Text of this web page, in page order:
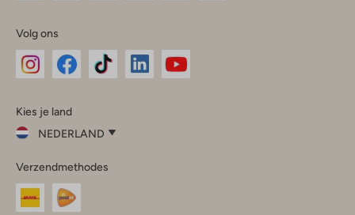
Volg ons
InstagramFacebook
Kies je land
NEDERLAND
je
land
Nederland
Verzendmethodes